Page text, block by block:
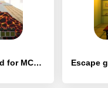
Gorilla Tag Mod for MCPE - [MOD Бесконечные деньги]